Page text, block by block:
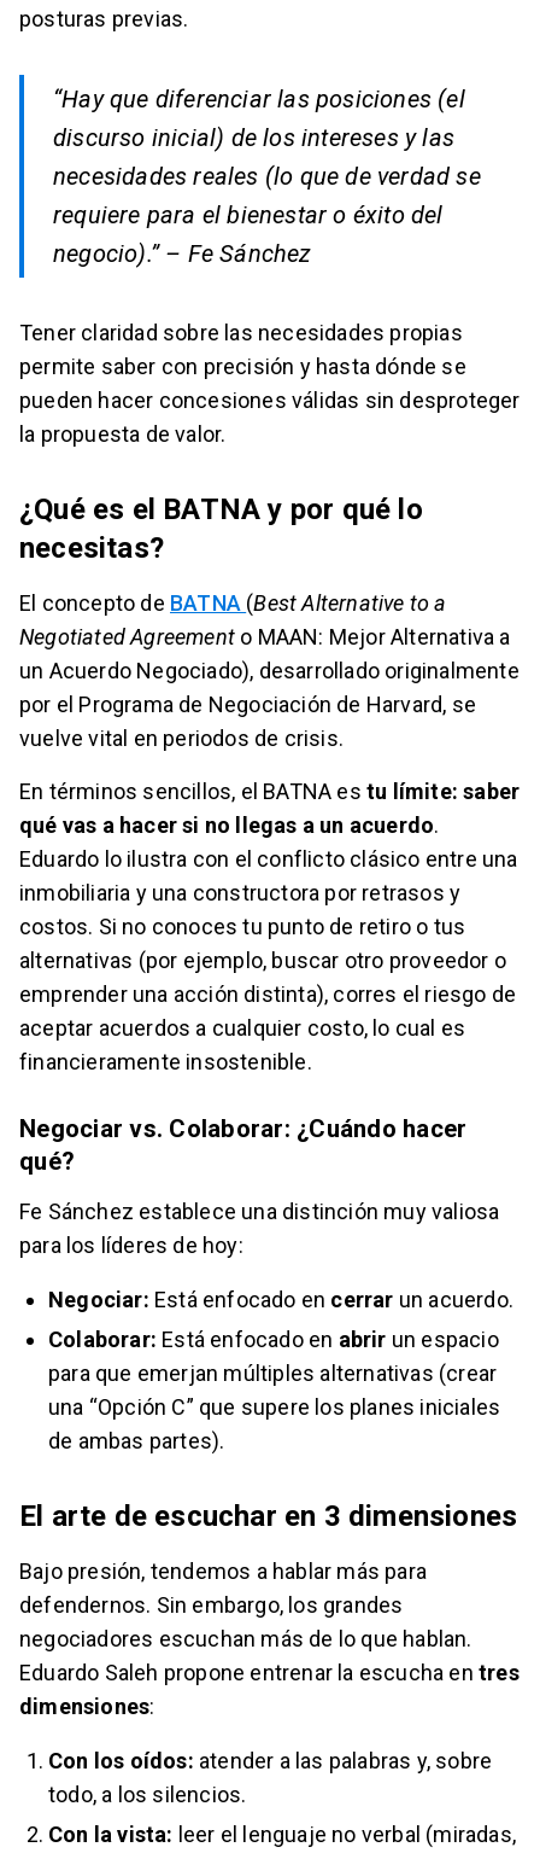
posturas previas.
“Hay que diferenciar las posiciones (el
discurso inicial) de los intereses y las
necesidades reales (lo que de verdad se
requiere para el bienestar o éxito del
negocio).”– Fe Sánchez
Tener claridad sobre las necesidades propias
permite saber con precisión y hasta dónde se
pueden hacer concesiones válidas sin desproteger
la propuesta de valor.
¿Qué es el BATNA y por qué lo
necesitas?
El concepto de BATNA (Best Alternative to a
Negotiated Agreement o MAAN: Mejor Alternativa a
un Acuerdo Negociado), desarrollado originalmente
por el Programa de Negociación de Harvard, se
vuelve vital en periodos de crisis.
En términos sencillos, el BATNA es tu límite: saber
qué vas a hacer si no llegas a un acuerdo.
Eduardo lo ilustra con el conflicto clásico entre una
inmobiliaria y una constructora por retrasos y
costos. Si no conoces tu punto de retiro o tus
alternativas (por ejemplo, buscar otro proveedor o
emprender una acción distinta), corres el riesgo de
aceptar acuerdos a cualquier costo, lo cual es
financieramente insostenible.
Negociar vs. Colaborar: ¿Cuándo hacer
qué?
Fe Sánchez establece una distinción muy valiosa
para los líderes de hoy:
Negociar: Está enfocado en cerrar un acuerdo.
Colaborar: Está enfocado en abrir un espacio
para que emerjan múltiples alternativas (crear
una “Opción C” que supere los planes iniciales
de ambas partes).
El arte de escuchar en 3 dimensiones
Bajo presión, tendemos a hablar más para
defendernos. Sin embargo, los grandes
negociadores escuchan más de lo que hablan.
Eduardo Saleh propone entrenar la escucha entres
dimensiones:
Con los oídos: atender a las palabras y, sobre
todo, a los silencios.
Con la vista: leer el lenguaje no verbal (miradas,